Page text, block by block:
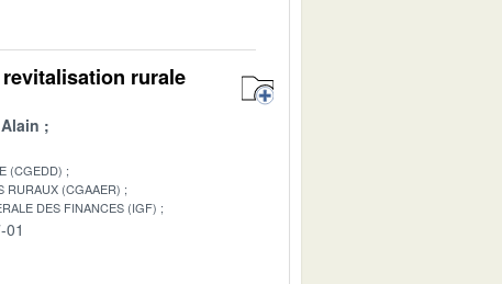
rurale
(CGEDD)
RURAUX (CGAAER)
DES FINANCES (IGF)
01